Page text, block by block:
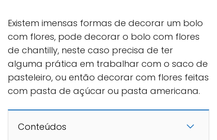
Existem imensas formas de decorar um bolo
com flores, pode decorar o bolo com flores
de chantilly, neste caso precisa de ter
alguma prática em trabalhar com o saco de
pasteleiro, ou então decorar com flores feitas
com pasta de açúcar ou pasta americana.
Conteúdos